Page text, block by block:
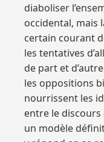
diaboliser
occidental, mais
certain courant
les tentatives
de part et
les oppositions
nourrissent les
entre le discours
un modèle